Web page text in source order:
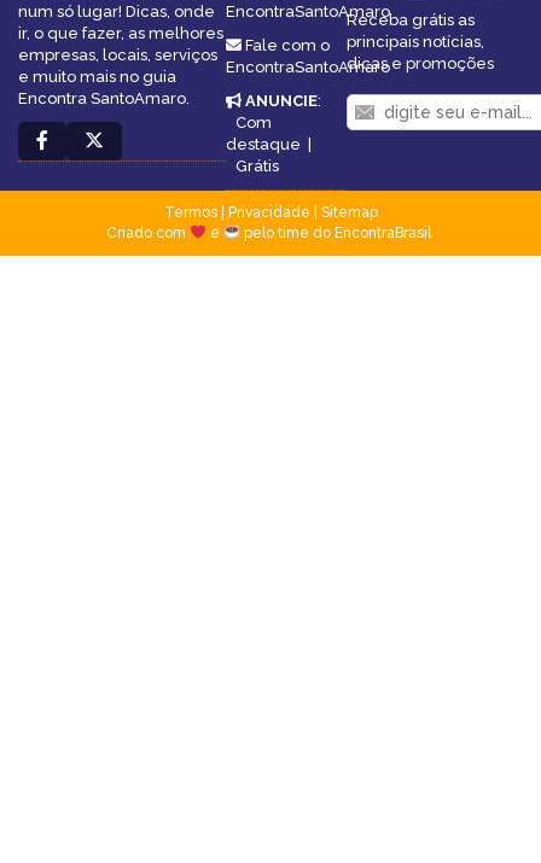
num só lugar! Dicas, onde
ir, o que fazer, as melhores
empresas, locais, serviços
e muito mais no guia
Encontra SantoAmaro.
EncontraSantoAmaro
Fale com o
EncontraSantoAmaro
ANUNCIE:
Com
destaque |
Grátis
Receba grátis as
principais notícias,
dicas e promoções
Termos| Privacidade
Sitemap
Criado com
e pelo time do EncontraBrasil